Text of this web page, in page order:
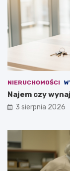
NIERUCHOMOŚCI
Najem czy
3 sierpnia 2026